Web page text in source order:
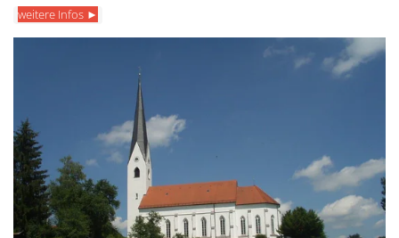
weitere Infos ►